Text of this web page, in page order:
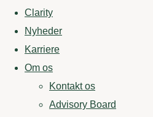
Clarity
Nyheder
Karriere
Om os
Kontakt os
Advisory Board